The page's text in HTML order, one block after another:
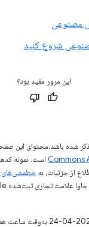
مصنوعی
شروع کنید
این مرور مفید بود؟
ذکر شده باشد،‌محتوای این
Commons است. نمونه
از جزئیات، به